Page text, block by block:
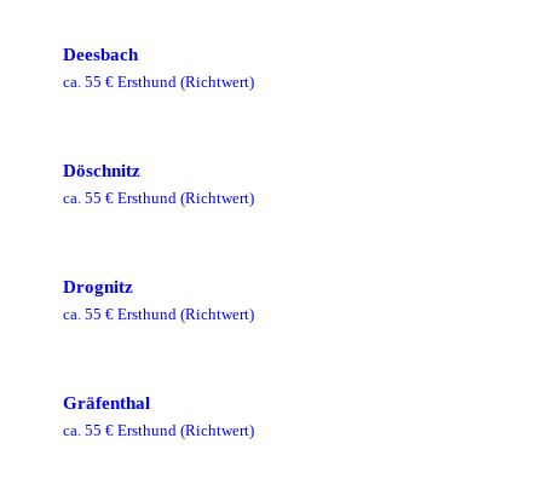
Deesbach
ca. 55 € Ersthund (Richtwert)
Döschnitz
ca. 55 € Ersthund (Richtwert)
Drognitz
ca. 55 € Ersthund (Richtwert)
Gräfenthal
ca. 55 € Ersthund (Richtwert)